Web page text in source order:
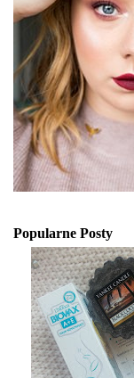
Popularne Posty